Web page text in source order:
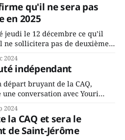
qu'il ne sera pas
en 2025
le 12 décembre ce qu’il
ne sollicitera pas de deuxième
Saint-Jérôme. Bourcier en a
aux employés de la ville,
leur traditionnel souper
2024
indépendant
bruyant de la CAQ,
conversation avec Youri
de sa décision. Y songeait-il
candidat indépendant dans 2
parti, par exemple les
Que lui
2024
la CAQ et sera le
de Saint-Jérôme